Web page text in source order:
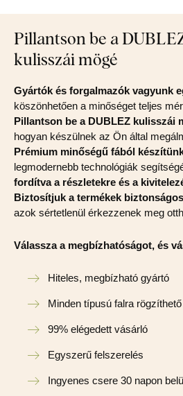
Pillantson be a
kulisszái mögé
Gyártók és forgalmazók vagyunk
köszönhetően a minőséget teljes
Pillantson be a DUBLEZ kulisszái
hogyan készülnek az Ön által
Prémium minőségű fából
legmodernebb technológiák
fordítva a részletekre és a
Biztosítjuk a termékek
azok sértetlenül érkezzenek meg
Válassza a megbízhatóságot, és
Hiteles, megbízható gyártó
Minden típusú falra rögzíthető
99% elégedett vásárló
Egyszerű felszerelés
Ingyenes csere 30 napon